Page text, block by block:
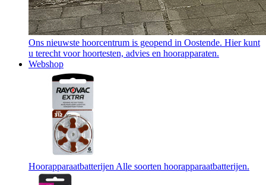
Ons nieuwste hoorcentrum is geopend in Oostende. Hier kunt
u terecht voor hoortesten, advies en hoorapparaten.
Webshop
Hoorapparaatbatterijen Alle soorten hoorapparaatbatterijen.